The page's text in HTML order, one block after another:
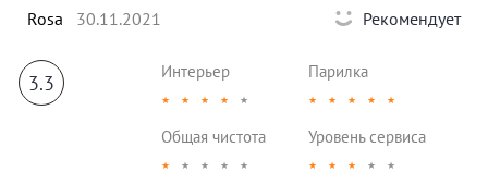
Rosa 30.11.2021 Рекомендует
3.3 Интерьер
★ ★ ★ ★ ★
Парилка
★ ★ ★ ★ ★
Общая чистота
★ ★ ★ ★ ★
Уровень сервиса
★ ★ ★ ★ ★